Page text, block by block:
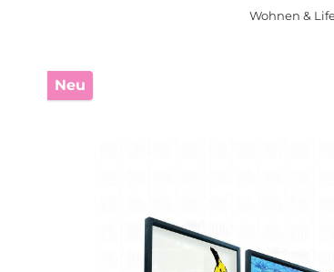
Wohnen &
Neu